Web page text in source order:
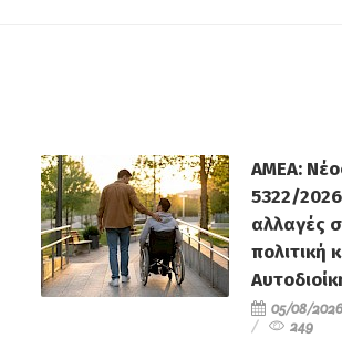
ΑΜΕΑ:
5322/2026
αλλαγές
πολιτική
05/08/
249